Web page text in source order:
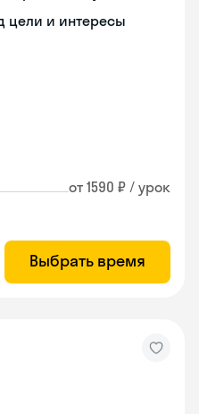
цели и интересы
от 1590 ₽ / урок
Выбрать время